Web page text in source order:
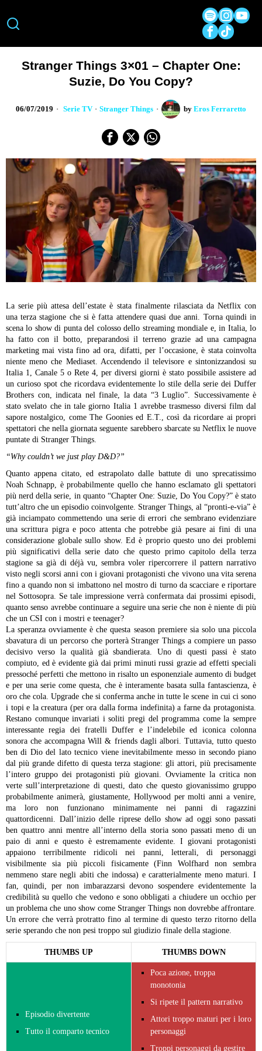
Stranger Things 3×01 – Chapter One:
Suzie, Do You Copy?
06/07/2019 Serie TV · Stranger Things by Eros Ferraretto
La serie più attesa dell’estate è stata finalmente rilasciata da Netflix con
una terza stagione che si è fatta attendere quasi due anni. Torna quindi in
scena lo show di punta del colosso dello streaming mondiale e, in Italia, lo
ha fatto con il botto, preparandosi il terreno grazie ad una campagna
marketing mai vista fino ad ora, difatti, per l’occasione, è stata coinvolta
niente meno che Mediaset. Accendendo il televisore e sintonizzandosi su
Italia 1, Canale 5 o Rete 4, per diversi giorni è stato possibile assistere ad
un curioso spot che ricordava evidentemente lo stile della serie dei Duffer
Brothers con, indicata nel finale, la data “3 Luglio”. Successivamente è
stato svelato che in tale giorno Italia 1 avrebbe trasmesso diversi film dal
sapore nostalgico, come The Goonies ed E.T., così da ricordare ai propri
spettatori che nella giornata seguente sarebbero sbarcate su Netflix le nuove
puntate di Stranger Things.
“Why couldn’t we just play D&D?”
Quanto appena citato, ed estrapolato dalle battute di uno sprecatissimo
Noah Schnapp, è probabilmente quello che hanno esclamato gli spettatori
più nerd della serie, in quanto “Chapter One: Suzie, Do You Copy?” è stato
tutt’altro che un episodio coinvolgente. Stranger Things, al “pronti-e-via” è
già inciampato commettendo una serie di errori che sembrano evidenziare
una scrittura pigra e poco attenta che potrebbe già pesare ai fini di una
considerazione globale sullo show. Ed è proprio questo uno dei problemi
più significativi della serie dato che questo primo capitolo della terza
stagione sa già di déjà vu, sembra voler ripercorrere il pattern narrativo
visto negli scorsi anni con i giovani protagonisti che vivono una vita serena
fino a quando non si imbattono nel mostro di turno da scacciare e riportare
nel Sottosopra. Se tale impressione verrà confermata dai prossimi episodi,
quanto senso avrebbe continuare a seguire una serie che non è niente di più
che un CSI con i mostri e teenager?
La speranza ovviamente è che questa season premiere sia solo una piccola
sbavatura di un percorso che porterà Stranger Things a compiere un passo
decisivo verso la qualità già sbandierata. Uno di questi passi è stato
compiuto, ed è evidente già dai primi minuti russi grazie ad effetti speciali
pressoché perfetti che mettono in risalto un esponenziale aumento di budget
e per una serie come questa, che è interamente basata sulla fantascienza, è
oro che cola. Upgrade che si conferma anche in tutte le scene in cui ci sono
i topi e la creatura (per ora dalla forma indefinita) a farne da protagonista.
Restano comunque invariati i soliti pregi del programma come la sempre
interessante regia dei fratelli Duffer e l’indelebile ed iconica colonna
sonora che accompagna Will & friends dagli albori. Tuttavia, tutto questo
ben di Dio del lato tecnico viene inevitabilmente messo in secondo piano
dal più grande difetto di questa terza stagione: gli attori, più precisamente
l’intero gruppo dei protagonisti più giovani. Ovviamente la critica non
verte sull’interpretazione di questi, dato che questo giovanissimo gruppo
probabilmente animerà, giustamente, Hollywood per molti anni a venire,
ma loro non funzionano minimamente nei panni di ragazzini
quattordicenni. Dall’inizio delle riprese dello show ad oggi sono passati
ben quattro anni mentre all’interno della storia sono passati meno di un
paio di anni e questo è estremamente evidente. I giovani protagonisti
appaiono terribilmente ridicoli nei panni, letterali, di personaggi
visibilmente sia più piccoli fisicamente (Finn Wolfhard non sembra
nemmeno stare negli abiti che indossa) e caratterialmente meno maturi. I
fan, quindi, per non imbarazzarsi devono sospendere evidentemente la
credibilità su quello che vedono e sono obbligati a chiudere un occhio per
un problema che uno show come Stranger Things non dovrebbe affrontare.
Un errore che verrà protratto fino al termine di questo terzo ritorno della
serie sperando che non pesi troppo sul giudizio finale della stagione.
THUMBS UP THUMBS DOWN
Episodio divertente
Tutto il comparto tecnico
Poca azione, troppa
monotonia
Si ripete il pattern narrativo
Attori troppo maturi per i loro
personaggi
Troppi personaggi da gestire